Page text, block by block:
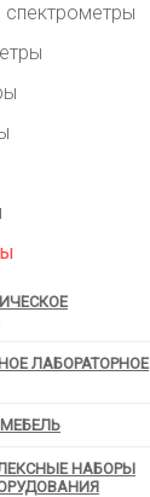
ЛАБОРАТОРНОЕ
НАБОРЫ